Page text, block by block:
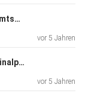
audioKanal²¹: Günna Czapla, Gesamtschullehrer
vor 5 Jahren
audioKanal²¹: Lydia Benecke, Kriminalpsychologin und Autorin
vor 5 Jahren